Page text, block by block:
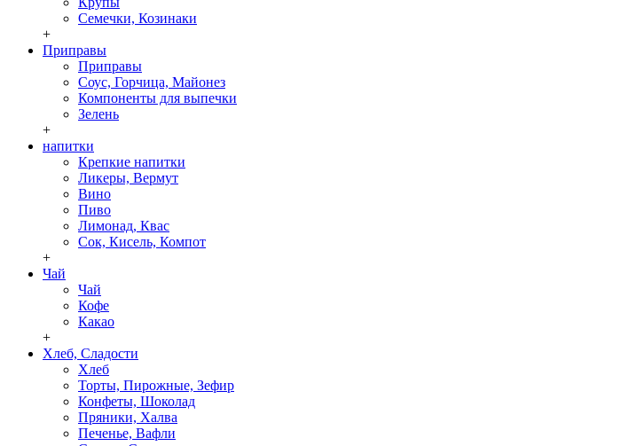
Семечки, Козинаки
+
Приправы
Приправы
Соус, Горчица, Майонез
Компоненты для выпечки
Зелень
+
напитки
Крепкие напитки
Ликеры, Вермут
Вино
Пиво
Лимонад, Квас
Сок, Кисель, Компот
+
Чай
Чай
Кофе
Какао
+
Хлеб, Сладости
Хлеб
Торты, Пирожные, Зефир
Конфеты, Шоколад
Пряники, Халва
Печенье, Вафли